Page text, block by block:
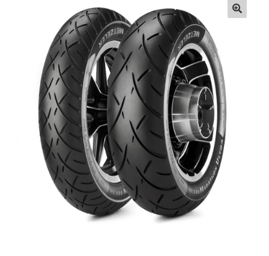
Reifentests
Kontakt